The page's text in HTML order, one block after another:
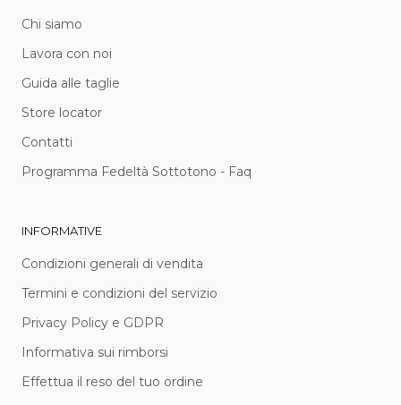
Chi siamo
Lavora con noi
Guida alle taglie
Store locator
Contatti
Programma Fedeltà Sottotono - Faq
INFORMATIVE
Condizioni generali di vendita
Termini e condizioni del servizio
Privacy Policy e GDPR
Informativa sui rimborsi
Effettua il reso del tuo ordine